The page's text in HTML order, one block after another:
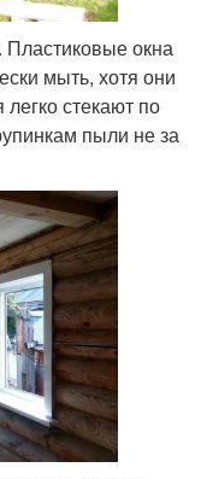
Пластиковые окна
мыть, хотя они
стекают по
пыли не за